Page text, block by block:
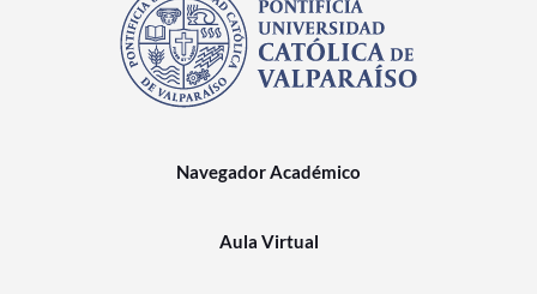
Navegador Académico
Aula Virtual